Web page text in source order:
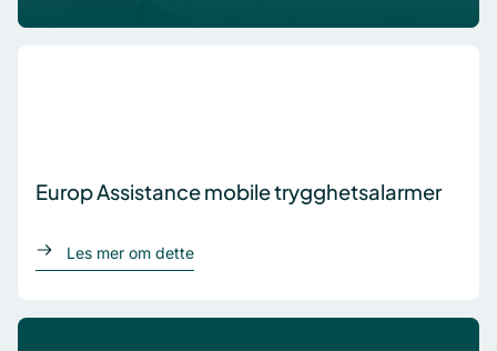
Europ Assistance mobile trygghetsalarmer
Les mer om detteom Europ Assistance GPS personlig alarm